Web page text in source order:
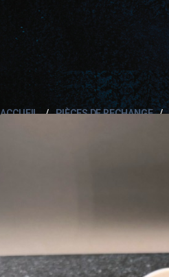
ACCUEIL PIÈCES DE RECHANGE